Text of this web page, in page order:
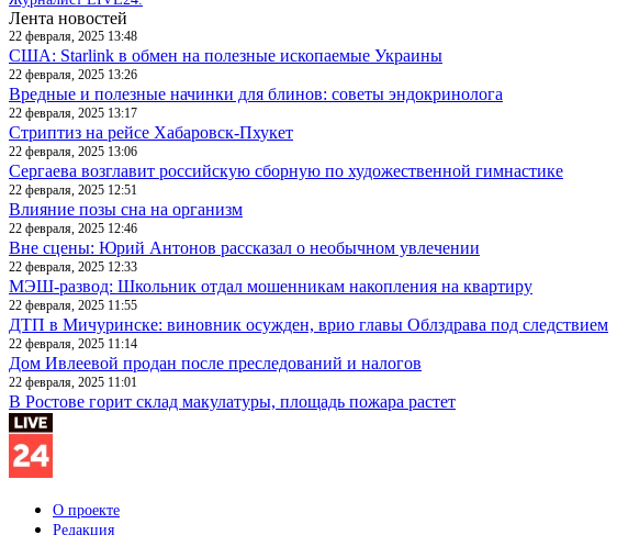
Лента новостей
22 февраля, 2025 13:48
США: Starlink в обмен на полезные ископаемые Украины
22 февраля, 2025 13:26
Вредные и полезные начинки для блинов: советы эндокринолога
22 февраля, 2025 13:17
Стриптиз на рейсе Хабаровск-Пхукет
22 февраля, 2025 13:06
Сергаева возглавит российскую сборную по художественной гимнастике
22 февраля, 2025 12:51
Влияние позы сна на организм
22 февраля, 2025 12:46
Вне сцены: Юрий Антонов рассказал о необычном увлечении
22 февраля, 2025 12:33
МЭШ-развод: Школьник отдал мошенникам накопления на квартиру
22 февраля, 2025 11:55
ДТП в Мичуринске: виновник осужден, врио главы Облздрава под следствием
22 февраля, 2025 11:14
Дом Ивлеевой продан после преследований и налогов
22 февраля, 2025 11:01
В Ростове горит склад макулатуры, площадь пожара растет
О проекте
Редакция